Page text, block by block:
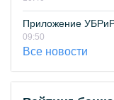
Приложение
09:50
Все новости